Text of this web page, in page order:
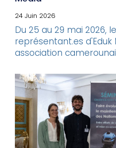
24 Juin 2026
Du 25 au 29 mai 2026,
représentant.es d'Eduk
association